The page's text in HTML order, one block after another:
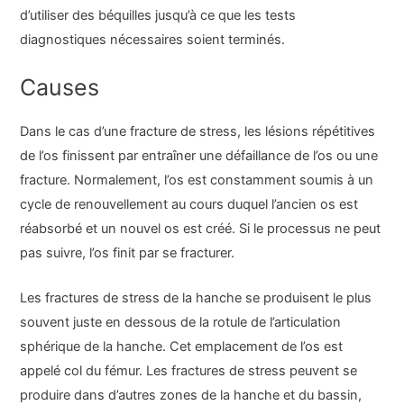
d’utiliser des béquilles jusqu’à ce que les tests
diagnostiques nécessaires soient terminés.
Causes
Dans le cas d’une fracture de stress, les lésions répétitives
de l’os finissent par entraîner une défaillance de l’os ou une
fracture. Normalement, l’os est constamment soumis à un
cycle de renouvellement au cours duquel l’ancien os est
réabsorbé et un nouvel os est créé. Si le processus ne peut
pas suivre, l’os finit par se fracturer.
Les fractures de stress de la hanche se produisent le plus
souvent juste en dessous de la rotule de l’articulation
sphérique de la hanche. Cet emplacement de l’os est
appelé col du fémur. Les fractures de stress peuvent se
produire dans d’autres zones de la hanche et du bassin,